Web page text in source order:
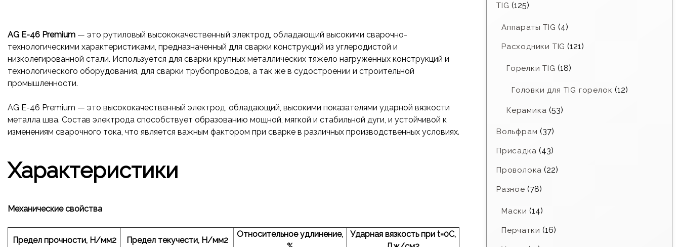
AG E-46 Premium — это рутиловый высококачественный электрод, обладающий высокими сварочно-
технологическими характеристиками, предназначенный для сварки конструкций из углеродистой и
низколегированной стали. Используется для сварки крупных металлических тяжело нагруженных конструкций и
технологического оборудования, для сварки трубопроводов, а так же в судостроении и строительной
промышленности.
AG E-46 Premium — это высококачественный электрод, обладающий, высокими показателями ударной вязкости
металла шва. Состав электрода способствует образованию мощной, мягкой и стабильной дуги, и устойчивой к
изменениям сварочного тока, что является важным фактором при сварке в различных производственных условиях.
Характеристики
Механические свойства
Предел прочности, Н/мм2 Предел текучести, Н/мм2
Относительное удлинение,
Ударная вязкость при t=0С,
TIG (125)
Аппараты TIG (4)
Расходники TIG (121)
Горелки TIG (18)
Головки для TIG горелок (12)
Керамика (53)
Вольфрам (37)
Присадка (43)
Проволока (22)
Разное (78)
Маски (14)
Перчатки (16)